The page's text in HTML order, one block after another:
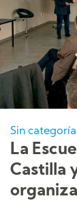
Sin categoría
La
Castilla